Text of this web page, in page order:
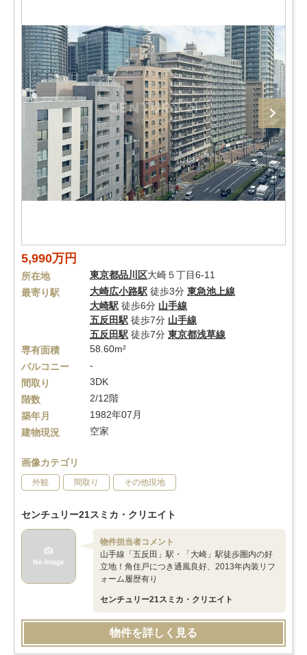
5,990万円
所在地 東京都品川区大崎５丁目6-11
最寄り駅
大崎広小路駅 徒歩3分 東急池上線
大崎駅 徒歩6分 山手線
五反田駅 徒歩7分 山手線
五反田駅 徒歩7分 東京都浅草線
専有面積
58.60m²
バルコニー
-
間取り
3DK
階数
2/12階
築年月
1982年07月
建物現況
空家
画像カテゴリ
外観 間取り その他現地
センチュリー21スミカ・クリエイト
物件担当者コメント
山手線「五反田」駅・「大崎」駅徒歩圏内の好
立地！角住戸につき通風良好、2013年内装リフ
ォーム履歴有り
センチュリー21スミカ・クリエイト
物件を詳しく見る